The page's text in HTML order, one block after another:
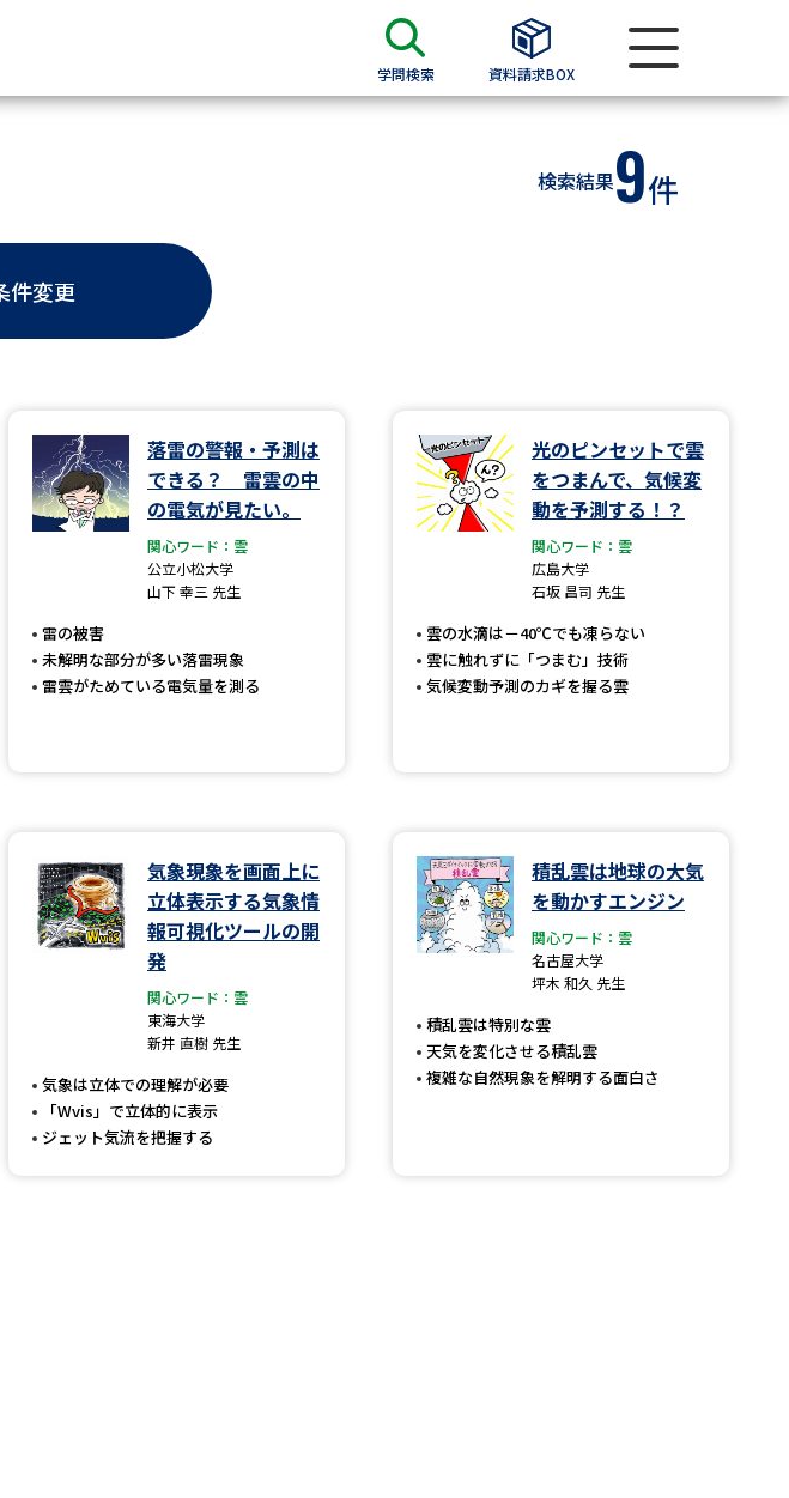
学問検索 資料請求BOX
大の資料種類から請求
学部・学科パンフ
・学校推薦型選抜 募集要項＆願書
大以外の資料から請求
資料請求 大学院の資料請求
留学・進学関連、塾・予備校
通テスト「受験案内」の請求
通テスト「受験上の配慮案内」の請求
高等学校卒業程度認定試験
資格認定試験
情報）教員資格認定試験
べる内容や特徴を調べる
・学部・学科特集
国際・グローバルに強い大学特集
奨学金・特待生制度特集
新学年スタート号特集ページ（高3生用）
ート号特集ページ（高2生用）
特集ページ
検索結果9件
件変更
落雷の警報・予測は
できる？ 雷雲の中
の電気が見たい。
関心ワード：雲
公立小松大学
山下 幸三 先生
雷の被害
未解明な部分が多い落雷現象
雷雲がためている電気量を測る
光のピンセットで雲
をつまんで、気候変
動を予測する！？
関心ワード：雲
広島大学
石坂 昌司 先生
雲の水滴は－40℃でも凍らない
雲に触れずに「つまむ」技術
気候変動予測のカギを握る雲
気象現象を画面上に
立体表示する気象情
報可視化ツールの開
発
関心ワード：雲
東海大学
新井 直樹 先生
気象は立体での理解が必要
「Wvis」で立体的に表示
ジェット気流を把握する
積乱雲は地球の大気
を動かすエンジン
関心ワード：雲
名古屋大学
坪木 和久 先生
積乱雲は特別な雲
天気を変化させる積乱雲
複雑な自然現象を解明する面白さ